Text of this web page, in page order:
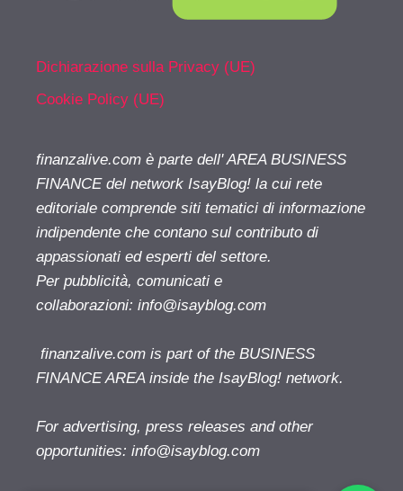
Dichiarazione sulla Privacy (UE)
Cookie Policy (UE)
finanzalive.com è parte dell' AREA BUSINESS
FINANCE del network IsayBlog! la cui rete
editoriale comprende siti tematici di informazione
indipendente che contano sul contributo di
appassionati ed esperti del settore.
Per pubblicità, comunicati e
collaborazioni: info@isayblog.com
finanzalive.com is part of the BUSINESS
FINANCE AREA inside the IsayBlog! network.
For advertising, press releases and other
opportunities: info@isayblog.com